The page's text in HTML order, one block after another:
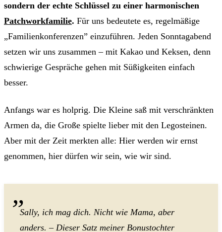
sondern der echte Schlüssel zu einer harmonischen
Patchworkfamilie. Für uns bedeutete es, regelmäßige
„Familienkonferenzen” einzuführen. Jeden Sonntagabend
setzen wir uns zusammen – mit Kakao und Keksen, denn
schwierige Gespräche gehen mit Süßigkeiten einfach
besser.
Anfangs war es holprig. Die Kleine saß mit verschränkten
Armen da, die Große spielte lieber mit den Legosteinen.
Aber mit der Zeit merkten alle: Hier werden wir ernst
genommen, hier dürfen wir sein, wie wir sind.
Sally, ich mag dich. Nicht wie Mama, aber
anders. – Dieser Satz meiner Bonustochter